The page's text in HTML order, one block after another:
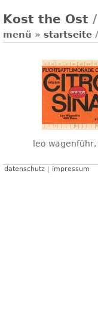
Kost the Ost
menü » startseite/
leo
datenschutz| impressum